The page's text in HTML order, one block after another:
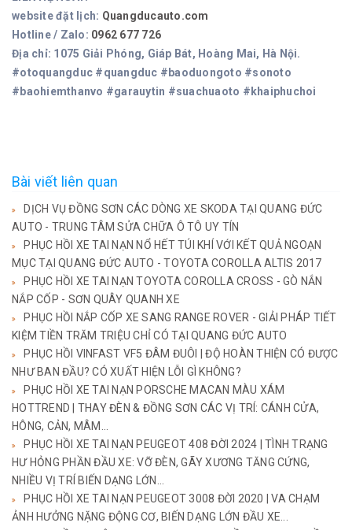
website đặt lịch: Quangducauto.com
Hotline / Zalo: 0962 677 726
Địa chỉ: 1075 Giải Phóng, Giáp Bát, Hoàng Mai, Hà Nội.
#otoquangduc #quangduc #baoduongoto #sonoto
#baohiemthanvo #garauytin #suachuaoto #khaiphuchoi
Bài viết liên quan
DỊCH VỤ ĐỒNG SƠN CÁC DÒNG XE SKODA TẠI QUANG ĐỨC
AUTO - TRUNG TÂM SỬA CHỮA Ô TÔ UY TÍN
PHỤC HỒI XE TAI NẠN NỔ HẾT TÚI KHÍ VỚI KẾT QUẢ NGOẠN
MỤC TẠI QUANG ĐỨC AUTO - TOYOTA COROLLA ALTIS 2017
PHỤC HỒI XE TAI NẠN TOYOTA COROLLA CROSS - GÒ NẮN
NẮP CỐP - SƠN QUÂY QUANH XE
PHỤC HỒI NẮP CỐP XE SANG RANGE ROVER - GIẢI PHÁP TIẾT
KIỆM TIỀN TRĂM TRIỆU CHỈ CÓ TẠI QUANG ĐỨC AUTO
PHỤC HỒI VINFAST VF5 ĐÂM ĐUÔI | ĐỘ HOÀN THIỆN CÓ ĐƯỢC
NHƯ BAN ĐẦU? CÓ XUẤT HIỆN LỖI GÌ KHÔNG?
PHỤC HỒI XE TAI NẠN PORSCHE MACAN MÀU XÁM
HOTTREND | THAY ĐÈN & ĐỒNG SƠN CÁC VỊ TRÍ: CÁNH CỬA,
HÔNG, CẢN, MÂM...
PHỤC HỒI XE TAI NẠN PEUGEOT 408 ĐỜI 2024 | TÌNH TRẠNG
HƯ HỎNG PHẦN ĐẦU XE: VỠ ĐÈN, GÃY XƯƠNG TĂNG CỨNG,
NHIỀU VỊ TRÍ BIẾN DẠNG LỚN...
PHỤC HỒI XE TAI NẠN PEUGEOT 3008 ĐỜI 2020 | VA CHẠM
ẢNH HƯỞNG NẶNG ĐỘNG CƠ, BIẾN DẠNG LỚN ĐẦU XE...